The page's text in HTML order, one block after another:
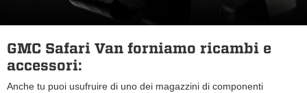
GMC Safari Van forniamo ricambi e
accessori:
Anche tu puoi usufruire di uno dei magazzini di componenti